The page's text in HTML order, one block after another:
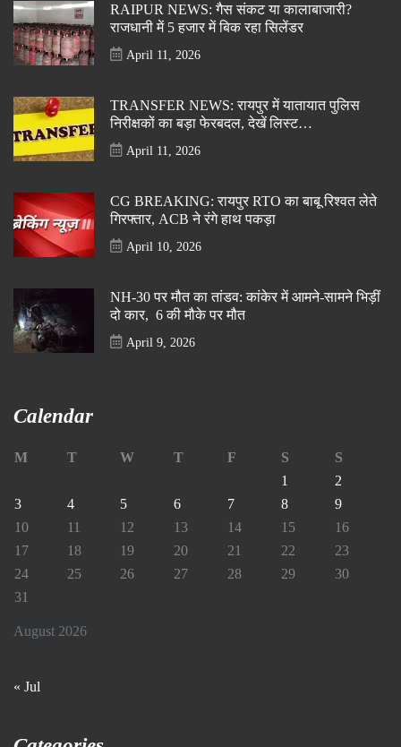
RAIPUR NEWS: गैस संकट या कालाबाजारी?
राजधानी में 5 हजार में बिक रहा सिलेंडर
April 11, 2026
TRANSFER NEWS: रायपुर में यातायात पुलिस
निरीक्षकों का बड़ा फेरबदल, देखें लिस्ट…
April 11, 2026
CG BREAKING: रायपुर RTO का बाबू रिश्वत लेते
गिरफ्तार, ACB ने रंगे हाथ पकड़ा
April 10, 2026
NH-30 पर मौत का तांडव: कांकेर में आमने-सामने भिड़ीं
दो कार, 6 की मौके पर मौत
April 9, 2026
Calendar
August 2026
M T W T F S
S
1
2
3
4 5 6 7 8
9
10
11 12 13 14 15
16
17
18 19 20 21 22
23
24
25 26 27 28 29
30
31
« Jul